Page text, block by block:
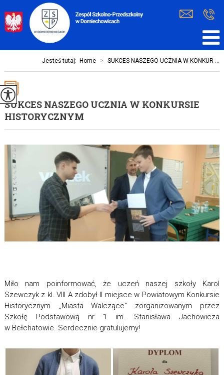
Jesteś tutaj: Home > SUKCES NASZEGO UCZNIA W KONKUR ...
SUKCES NASZEGO UCZNIA W KONKURSIE
HISTORYCZNYM
Miło nam poinformować, że uczeń naszej szkoły Karol
Szewczyk z kl. VIII A zdobył II miejsce w Powiatowym Konkursie
Historycznym ,,Miasta Walczące" zorganizowanym przez
Szkołę Podstawową nr 1 im. Stanisława Jachowicza
w Bełchatowie. Serdecznie gratulujemy!